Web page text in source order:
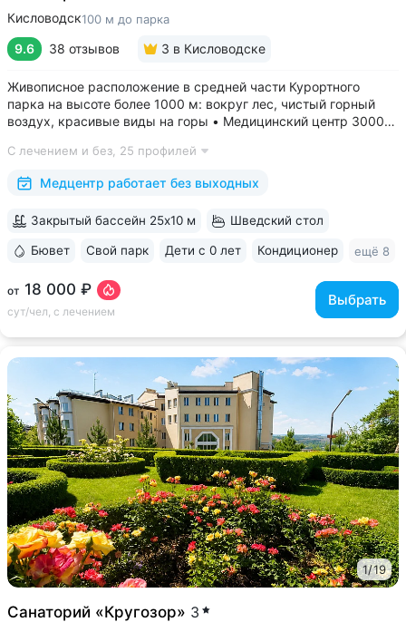
Кисловодск100 м до парка
9.6 38 отзывов 3 в Кисловодске
Живописное расположение в средней части Курортного
парка на высоте более 1000 м: вокруг лес, чистый горный
воздух, красивые виды на горы • Медицинский центр 3000
квалификации • Более 1000 видов диагностики и ДНК-
исследований. Есть диагностика...
С лечением и без, 25 профилей
Медцентр работает без выходных
от 18 000 ₽
сут/чел, с лечением
Выбрать
Закрытый бассейн 25x10 м Шведский стол
Бювет Свой парк Дети с 0 лет Кондиционер ещё 8
1/19
Санаторий «Кругозор» 3